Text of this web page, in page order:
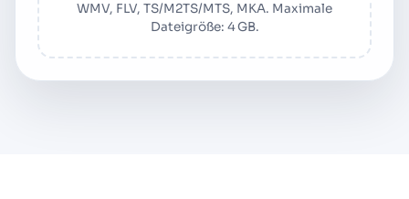
WMV, FLV, TS/M2TS/MTS, MKA. Maximale
Dateigröße: 4 GB.